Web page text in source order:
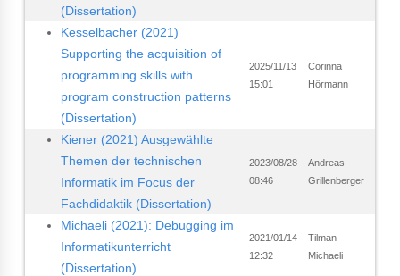
(Dissertation)
Kesselbacher (2021)
Supporting the acquisition of
programming skills with
program construction patterns
(Dissertation)
2025/11/13
15:01
Corinna
Hörmann
Kiener (2021) Ausgewählte
Themen der technischen
Informatik im Focus der
Fachdidaktik (Dissertation)
2023/08/28
08:46
Andreas
Grillenberger
Michaeli (2021): Debugging im
Informatikunterricht
(Dissertation)
2021/01/14
12:32
Tilman
Michaeli